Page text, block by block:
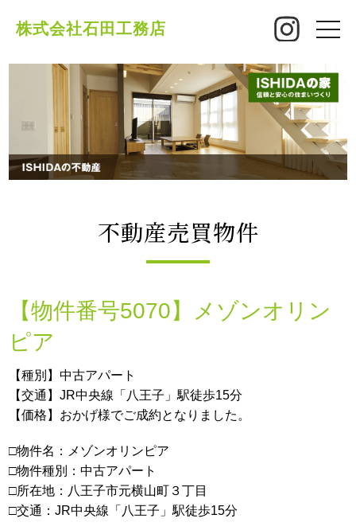
株式会社石田工務店
toggle
不動産売買物件
【物件番号5070】メゾンオリン
ピア
【種別】中古アパート
【交通】JR中央線「八王子」駅徒歩15分
【価格】おかげ様でご成約となりました。
□物件名：メゾンオリンピア
□物件種別：中古アパート
□所在地：八王子市元横山町３丁目
□交通：JR中央線「八王子」駅徒歩15分